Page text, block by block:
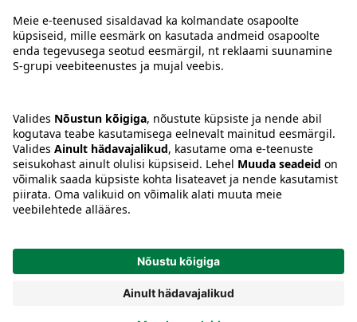
Tingimused
Keel:ETENRU